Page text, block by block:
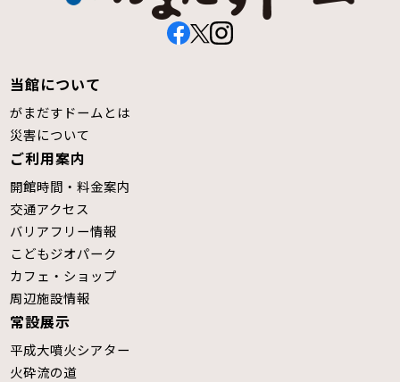
当館について
がまだすドームとは
災害について
ご利用案内
開館時間・料金案内
交通アクセス
バリアフリー情報
こどもジオパーク
カフェ・ショップ
周辺施設情報
常設展示
平成大噴火シアター
火砕流の道